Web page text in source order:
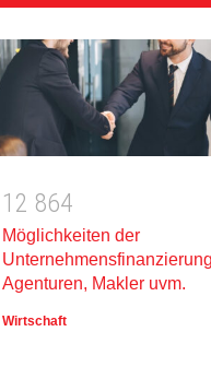
1 2 864
Möglichkeiten der
Agenturen, Makler uvm.
Wirtschaft